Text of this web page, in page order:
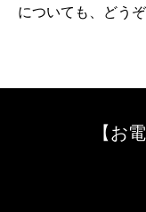
についても、どう
【お